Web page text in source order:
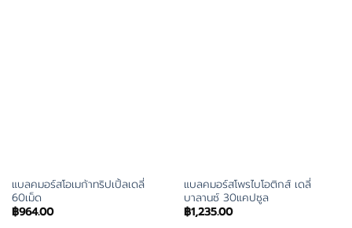
แบลคมอร์สโอเมก้าทริปเปิ้ลเดลี่
60เม็ด
฿964.00
แบลคมอร์สโพรไบโอติกส์ เดลี่
บาลานซ์ 30แคปซูล
฿1,235.00